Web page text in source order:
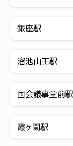
銀座駅
溜池山王駅
国会議事堂前駅
霞ヶ関駅